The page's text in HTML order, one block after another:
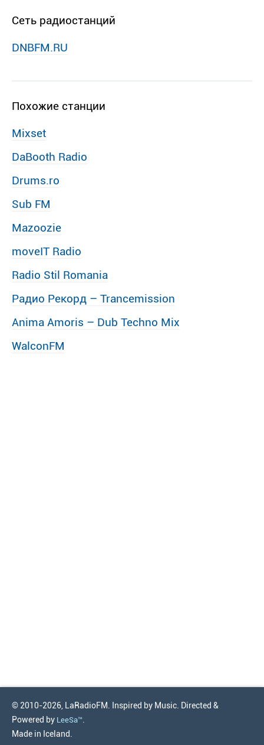
Сеть радиостанций
DNBFM.RU
Похожие станции
Mixset
DaBooth Radio
Drums.ro
Sub FM
Mazoozie
moveIT Radio
Radio Stil Romania
Радио Рекорд – Trancemission
Anima Amoris – Dub Techno Mix
WalconFM
© 2010-2026, LaRadioFM. Inspired by Music. Directed &
Powered by LeeSa™.
Made in Iceland.